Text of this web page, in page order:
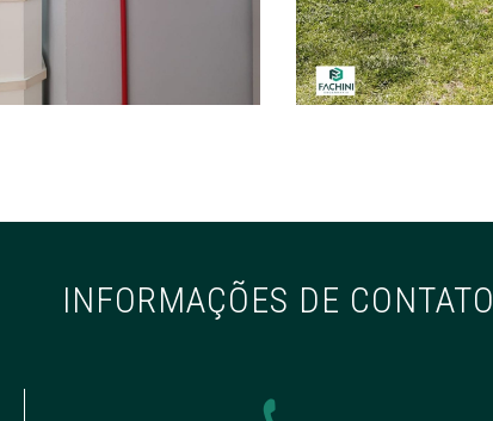
INFORMAÇÕES DE CONTATO